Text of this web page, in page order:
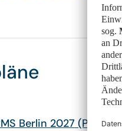
Berlin 2027 (PDF,